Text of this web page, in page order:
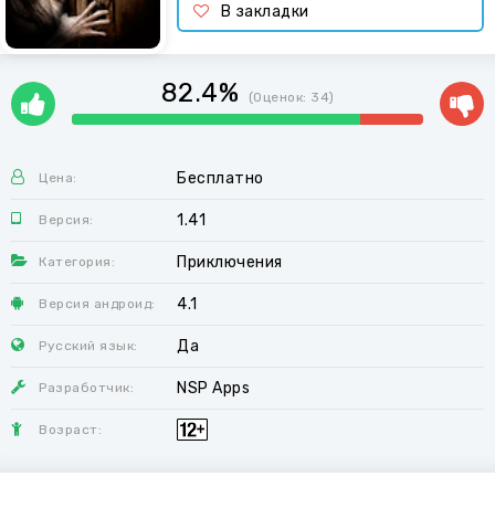
В закладки
82.4% (Оценок: 34)
Цена: Бесплатно
Версия: 1.41
Категория: Приключения
Версия андроид: 4.1
Русский язык: Да
Разработчик: NSP Apps
Возраст: